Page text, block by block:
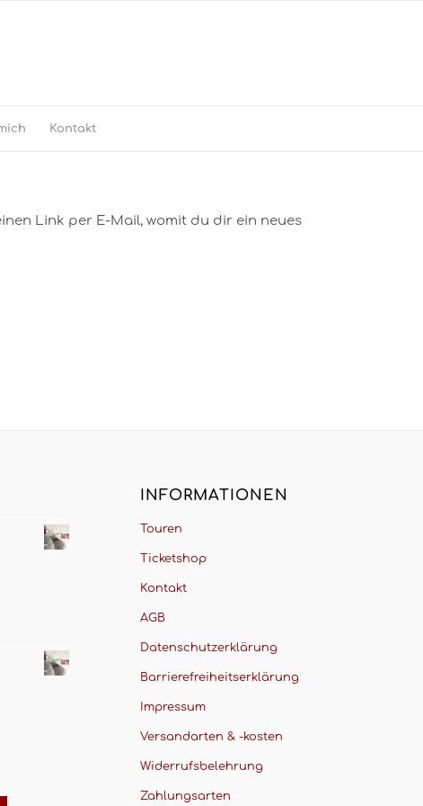
Kontakt
Link per E-Mail, womit du dir ein neues
INFORMATIONEN
Touren
Ticketshop
Kontakt
AGB
Datenschutzerklärung
Barrierefreiheitserklärung
Impressum
Versandarten & -kosten
Widerrufsbelehrung
Zahlungsarten